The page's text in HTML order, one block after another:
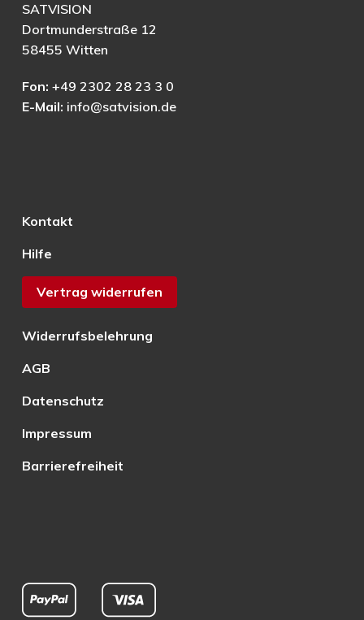
SATVISION
Dortmunderstraße 12
58455 Witten
Fon: +49 2302 28 23 3 0
E-Mail: info@satvision.de
Kontakt
Hilfe
Vertrag widerrufen
Widerrufsbelehrung
AGB
Datenschutz
Impressum
Barrierefreiheit